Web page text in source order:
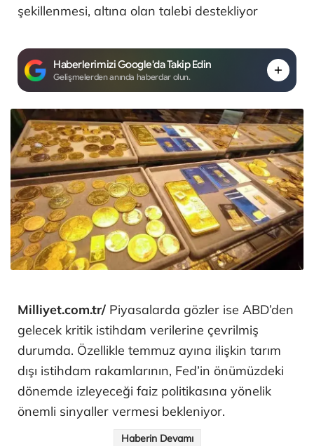
şekillenmesi, altına olan talebi destekliyor
Haberlerimizi Google'da Takip Edin
Gelişmelerden anında haberdar olun.
Milliyet.com.tr/ Piyasalarda gözler ise ABD’den
gelecek kritik istihdam verilerine çevrilmiş
durumda. Özellikle temmuz ayına ilişkin tarım
dışı istihdam rakamlarının, Fed’in önümüzdeki
dönemde izleyeceği faiz politikasına yönelik
önemli sinyaller vermesi bekleniyor.
Haberin Devamı